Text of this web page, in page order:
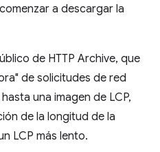
a descargar la
de HTTP Archive, que
de solicitudes de red
una imagen de LCP,
de la longitud de la
LCP más lento.